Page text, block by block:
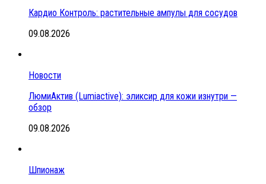
Кардио Контроль: растительные ампулы для сосудов
09.08.2026
Новости
ЛюмиАктив (Lumiactive): эликсир для кожи изнутри —
обзор
09.08.2026
Шпионаж